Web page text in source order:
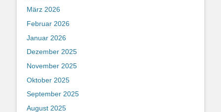
März 2026
Februar 2026
Januar 2026
Dezember 2025
November 2025
Oktober 2025
September 2025
August 2025